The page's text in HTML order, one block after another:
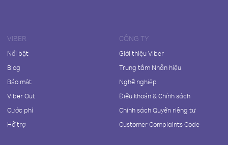
VIBER
Nổi bật
Blog
Bảo mật
Viber Out
Cước phí
Hỗ trợ
CÔNG TY
Giới thiệu Viber
Trung tâm Nhãn hiệu
Nghề nghiệp
Điều khoản & Chính sách
Chính sách Quyền riêng tư
Customer Complaints Code